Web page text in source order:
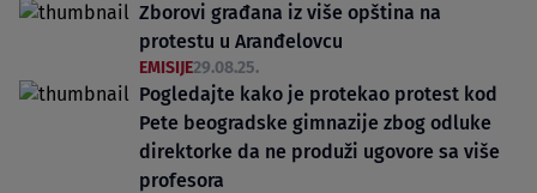
Zborovi građana iz više opština na
protestu u Aranđelovcu
EMISIJE29.08.25.
Pogledajte kako je protekao protest kod
Pete beogradske gimnazije zbog odluke
direktorke da ne produži ugovore sa više
profesora